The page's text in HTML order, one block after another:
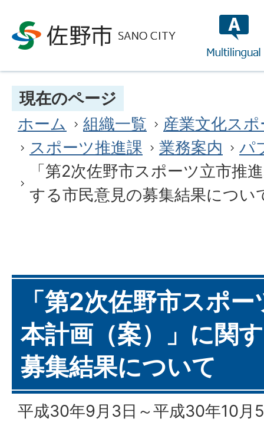
現在のページ
ホーム
組織一覧
産業文化ス
スポーツ推進課
業務案内
パ
「第2次佐野市スポーツ立市推
する市民意見の募集結果につい
「第2次佐野市スポ
本計画（案）」に関
募集結果について
平成30年9月3日～平成30年10月